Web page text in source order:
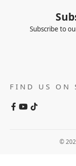
Subscribe to
FIND US ON
©